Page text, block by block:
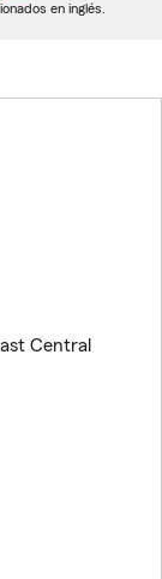
en inglés.
Central